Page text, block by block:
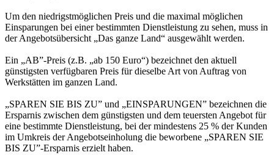
Um den niedrigstmöglichen Preis und die maximal möglichen
Einsparungen bei einer bestimmten Dienstleistung zu sehen, muss in
der Angebotsübersicht „Das ganze Land“ ausgewählt werden.
Ein „AB”-Preis (z.B. „ab 150 Euro“) bezeichnet den aktuell
günstigsten verfügbaren Preis für dieselbe Art von Auftrag von
Werkstätten im ganzen Land.
„SPAREN SIE BIS ZU” und „EINSPARUNGEN” bezeichnen die
Ersparnis zwischen dem günstigsten und dem teuersten Angebot für
eine bestimmte Dienstleistung, bei der mindestens 25 % der Kunden
im Umkreis der Angebotseinholung die beworbene „SPAREN SIE
BIS ZU”-Ersparnis erzielt haben.